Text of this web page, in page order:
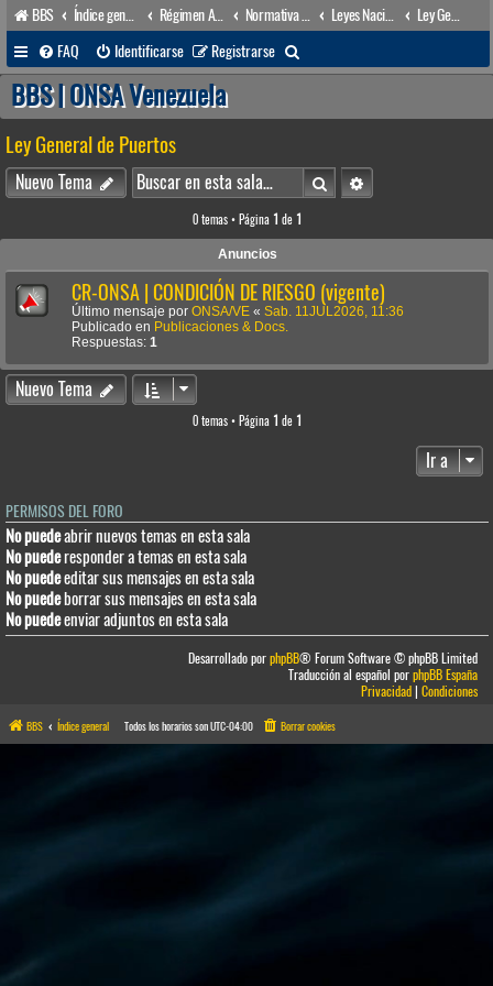
BBS Índice general Régimen Acuático venezolano Leyes Nacionales
Ley General de Puertos
FAQ
Identificarse Registrarse
u
a
r
BBS | ONSA Venezuela
Ley General de Puertos
Nuevo Tema BuscarBúsqueda avanzada
0 temas • Página 1 de 1
Anuncios
CR-ONSA | CONDICIÓN DE RIESGO (vigente)
Último mensaje por ONSA/VE « Sab. 11JUL2026, 11:36
Publicado en Publicaciones & Docs.
Respuestas: 1
Nuevo Tema
0 temas • Página 1 de 1
Ir a
PERMISOS DEL FORO
No puedeabrir nuevos temas en esta sala
No puederesponder a temas en esta sala
No puedeeditar sus mensajes en esta sala
No puedeborrar sus mensajes en esta sala
No puedeenviar adjuntos en esta sala
Desarrollado porphpBB® Forum Software © phpBB Limited
Traducción al español porphpBB España
Privacidad|Condiciones
BBS Índice general Todos los horarios sonUTC-04:00 Borrar cookies